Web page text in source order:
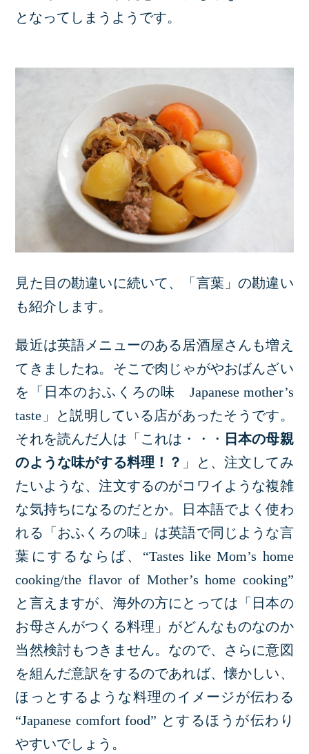
となってしまうようです。
見た目の勘違いに続いて、「言葉」の勘違い
も紹介します。
最近は英語メニューのある居酒屋さんも増え
てきましたね。そこで肉じゃがやおばんざい
を「日本のおふくろの味 Japanese mother’s
taste」と説明している店があったそうです。
それを読んだ人は「これは・・・
日本の母親
のような味がする料理！？ 」と、注文してみ
たいような、注文するのがコワイような複雑
な気持ちになるのだとか。日本語でよく使わ
れる「おふくろの味」は英語で同じような言
葉にするならば、“Tastes like Mom’s home
cooking/the flavor of Mother’s home cooking”
と言えますが、海外の方にとっては「日本の
お母さんがつくる料理」がどんなものなのか
当然検討もつきません。なので、さらに意図
を組んだ意訳をするのであれば、懐かしい、
ほっとするような料理のイメージが伝わる
“Japanese comfort food” とするほうが伝わり
やすいでしょう。